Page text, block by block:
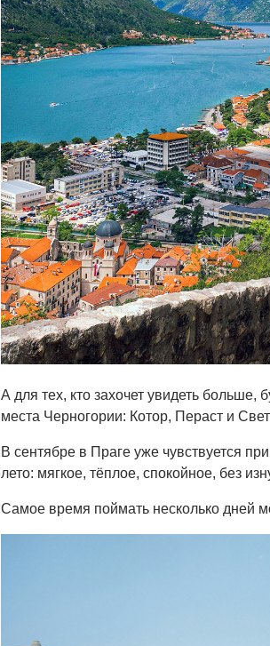
А для тех, кто захочет увидеть
места Черногории: Котор, Пераст и
В сентябре в Праге уже чувствуется
лето: мягкое, тёплое, спокойное, без
Самое время поймать несколько дней